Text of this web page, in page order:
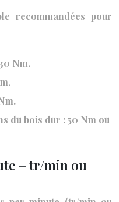
recommandées pour
Nm.
du bois dur : 50 Nm ou
– tr/min ou